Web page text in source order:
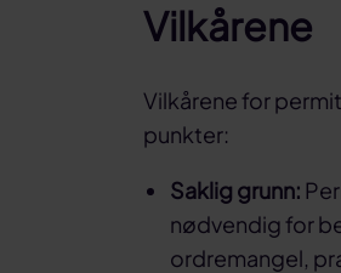
Vilkårene
Vilkårene for
punkter:
Saklig grunn:
nødvendig for
ordremangel,